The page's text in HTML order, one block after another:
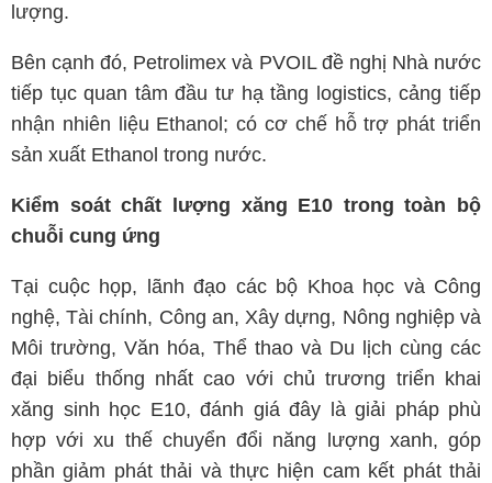
lượng.
Bên cạnh đó, Petrolimex và PVOIL đề nghị Nhà nước
tiếp tục quan tâm đầu tư hạ tầng logistics, cảng tiếp
nhận nhiên liệu Ethanol; có cơ chế hỗ trợ phát triển
sản xuất Ethanol trong nước.
Kiểm soát chất lượng xăng E10 trong toàn bộ
chuỗi cung ứng
Tại cuộc họp, lãnh đạo các bộ Khoa học và Công
nghệ, Tài chính, Công an, Xây dựng, Nông nghiệp và
Môi trường, Văn hóa, Thể thao và Du lịch cùng các
đại biểu thống nhất cao với chủ trương triển khai
xăng sinh học E10, đánh giá đây là giải pháp phù
hợp với xu thế chuyển đổi năng lượng xanh, góp
phần giảm phát thải và thực hiện cam kết phát thải